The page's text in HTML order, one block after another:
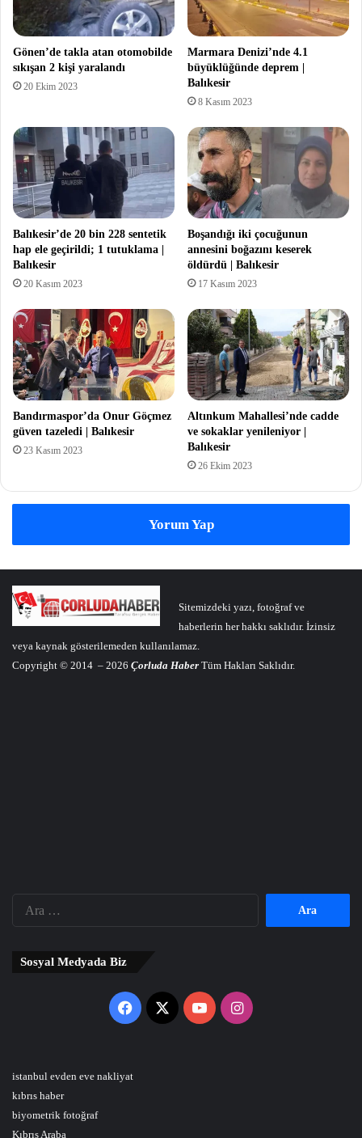
Gönen’de takla atan otomobilde
sıkışan 2 kişi yaralandı
20 Ekim 2023
Marmara Denizi’nde 4.1
büyüklüğünde deprem |
Balıkesir
8 Kasım 2023
Balıkesir’de 20 bin 228 sentetik
hap ele geçirildi; 1 tutuklama |
Balıkesir
20 Kasım 2023
Boşandığı iki çocuğunun
annesini boğazını keserek
öldürdü | Balıkesir
17 Kasım 2023
Bandırmaspor’da Onur Göçmez
güven tazeledi | Balıkesir
23 Kasım 2023
Altınkum Mahallesi’nde cadde
ve sokaklar yenileniyor |
Balıkesir
26 Ekim 2023
Yorum Yap
Sitemizdeki yazı, fotoğraf ve
haberlerin her hakkı saklıdır. İzinsiz
veya kaynak gösterilemeden kullanılamaz.
Copyright © 2014 – 2026 Çorluda Haber Tüm Hakları Saklıdır.
Sosyal Medyada Biz
Facebook
X YouTubeInstagram
istanbul evden eve nakliyat
kıbrıs haber
biyometrik fotoğraf
Kıbrıs Araba